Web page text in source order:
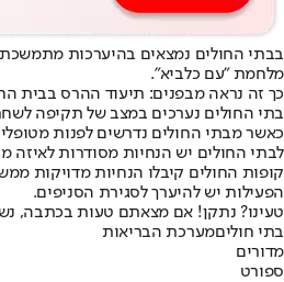
בבתי החולים נמצאים בהיערכות
מלחמת "עם כלביא".
כך זה נראה מבפנים: תיעוד ההרס בבית החולים
כאשר מבתי החולים נדרשים לפנות
‏לבתי החולים יש הנחיות מסודרות לאיזה
‏קופות החולים קיבלו הנחיות מדויקות
הפעילות יש להיערך לסגירת הסניפים.
טעינו? נתקן! אם מצאתם טעות בכתבה,
בתי חוליםמערכת הבריאות
מדורים
ספורט